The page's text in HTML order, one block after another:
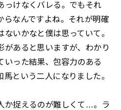
っけなくバレる。でもそれ
らなんですよね。それが明確
いかなと僕は思っていて。
があると思いますが、わかり
いった結果、包容力のある
という二人になりました。
捉えるのが難しくて…。ラ